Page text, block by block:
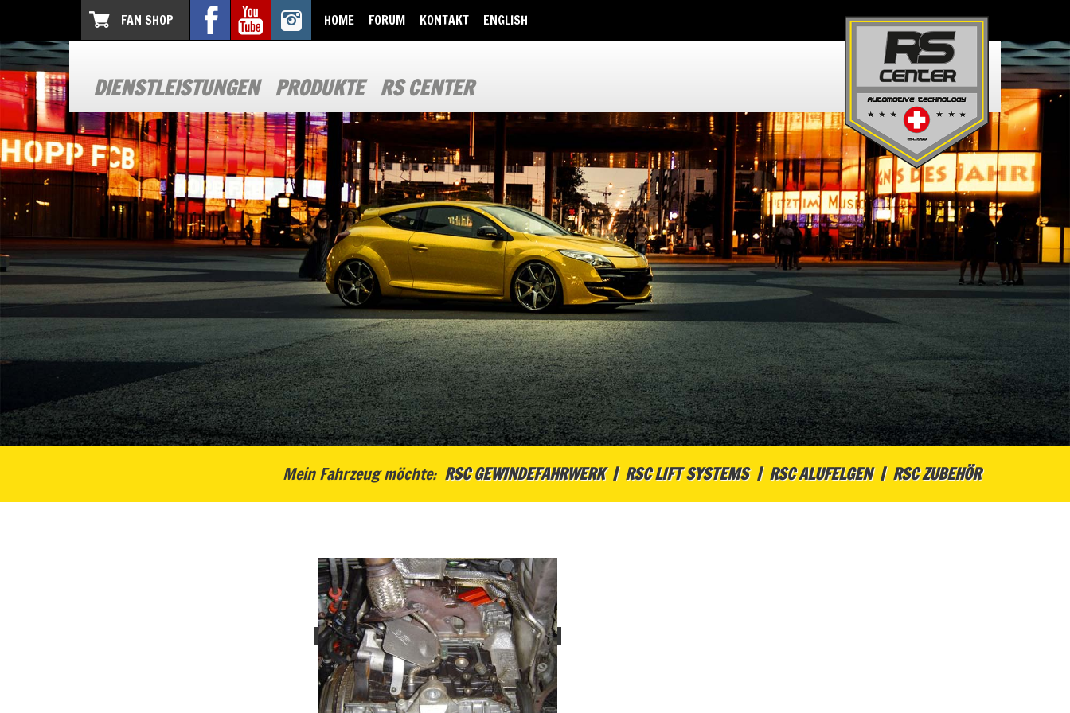
FAN SHOP HOME FORUM KONTAKT ENGLISH
DIENSTLEISTUNGEN PRODUKTE RS CENTER
Mein Fahrzeug möchte: RSC GEWINDEFAHRWERK RSC LIFT SYSTEMS RSC ALUFELGEN RSC ZUBEHÖR